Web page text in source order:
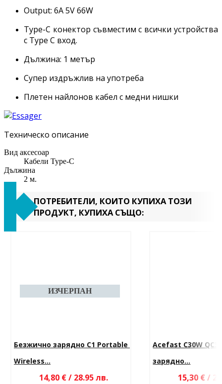
Output: 6A 5V 66W
Type-C конектор съвместим с всички устройства
с Type C вход.
Дължина: 1 метър
Супер издръжлив на употреба
Плетен найлонов кабел с медни нишки
Техническо описание
Вид аксесоар
Кабели Type-C
Дължина
2 м.
ПОТРЕБИТЕЛИ, КОИТО КУПИХА ТОЗИ
ПРОДУКТ, КУПИХА СЪЩО:
Безжично зарядно C1 Portable
Wireless...
14,80 € / 28.95 лв.
Acefast C30W
зарядно...
15,30 € /